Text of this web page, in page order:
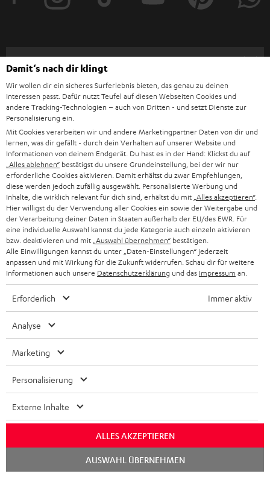
n
m
e
l
d
u
n
g
Kategorien
HEIMKINO
HEIMKINO-KOMPLETTANLAGEN
SOUNDBAR
HIFI-LAUTSPRECHER
SMART HOME
BLUETOOTH-LAUTSPRECHER
KOPFHÖRER
BLUETOOTH-KOPFHÖRER
STEREOANLAGEN
LAUTSPRECHER
ULTIMA-SERIE
IN-EAR-KOPFHÖRER
FANSHOP
Unternehmen
SUPPORT
KARRIERE
PRESSE & MARKETING
GESCHÄFTSKUNDEN
PARTNERPROGRAMM
BLOG
DEINE VORTEILE BEI TEUFEL
TEUFEL STORY
UNSER MANAGEMENT
NACHHALTIGKEIT
Teufel Onlineshops
DEUTSCHLAND
ÖSTERREICH
SCHWEIZ
NIEDERLANDE
BELGIEN
POLEN
SPANIEN
ITALIEN
Technische Änderungen, Tippfehler und Irrtum vorbehalten. Das auf unseren
Fotos abgebildete Zubehör ist nicht im Lieferumfang enthalten. Etwaige
Entsorgungsgebühren für Batterien sind im Preis inbegriffen.
Damit‘s nach dir klingt
Wir wollen dir ein sicheres Surferlebnis bieten, das genau zu deinen
Interessen passt. Dafür nutzt Teufel auf diesen Webseiten Cookies und
andere Tracking-Technologien – auch von Dritten - und setzt Dienste zur
Personalisierung ein.
Mit Cookies verarbeiten wir und andere Marketingpartner Daten von dir und
lernen, was dir gefällt - durch dein Verhalten auf unserer Website und
Informationen von deinem Endgerät. Du hast es in der Hand: Klickst du auf
„Alles ablehnen“ bestätigst du unsere Grundeinstellung, bei der wir nur
erforderliche Cookies aktivieren. Damit erhältst du zwar Empfehlungen,
diese werden jedoch zufällig ausgewählt. Personalisierte Werbung und
Inhalte, die wirklich relevant für dich sind, erhältst du mit „Alles akzeptieren“.
Hier willigst du der Verwendung aller Cookies ein sowie der Weitergabe und
der Verarbeitung deiner Daten in Staaten außerhalb der EU/des EWR. Für
eine individuelle Auswahl kannst du jede Kategorie auch einzeln aktivieren
bzw. deaktivieren und mit „Auswahl übernehmen“ bestätigen.
Alle Einwilligungen kannst du unter „Daten-Einstellungen“ jederzeit
anpassen und mit Wirkung für die Zukunft widerrufen. Schau dir für weitere
Informationen auch unsere Datenschutzerklärung und das Impressum an.
Erforderlich Immer aktiv
Analyse
Marketing
Personalisierung
Externe Inhalte
ALLES AKZEPTIEREN
AUSWAHL ÜBERNEHMEN